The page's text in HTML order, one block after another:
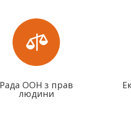

Рада ООН з прав
людини